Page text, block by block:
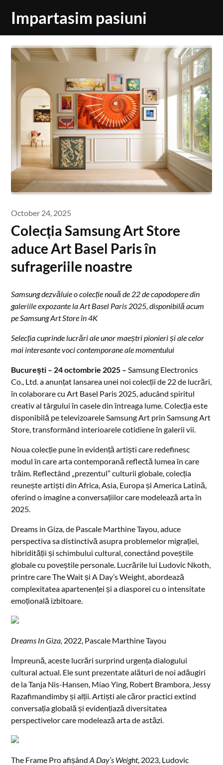
Impartasim pasiuni
October 24, 2025
Colecția Samsung Art Store
aduce Art Basel Paris în
sufrageriile noastre
Samsung dezvăluie o colecție nouă de 22 de capodopere din
galeriile expozante la Art Basel Paris 2025, disponibilă acum
pe Samsung Art Store în 4K
Selecția cuprinde lucrări ale unor maeștri pionieri și ale celor
mai interesante voci contemporane ale momentului
București – 24 octombrie 2025 –Samsung Electronics
Co., Ltd. a anunțat lansarea unei noi colecții de 22 de lucrări,
în colaborare cu Art Basel Paris 2025, aducând spiritul
creativ al târgului în casele din întreaga lume. Colecția este
disponibilă pe televizoarele Samsung Art prin Samsung Art
Store, transformând interioarele cotidiene în galerii vii.
Noua colecție pune în evidență artiști care redefinesc
modul în care arta contemporană reflectă lumea în care
trăim. Reflectând „prezentul” culturii globale, colecția
reunește artiști din Africa, Asia, Europa și America Latină,
oferind o imagine a conversațiilor care modelează arta în
2025.
Dreams in Giza, de Pascale Marthine Tayou, aduce
perspectiva sa distinctivă asupra problemelor migrației,
hibridității și schimbului cultural, conectând poveștile
globale cu poveștile personale. Lucrările lui Ludovic Nkoth,
printre care The Wait și A Day’s Weight, abordează
complexitatea apartenenței și a diasporei cu o intensitate
emoțională izbitoare.
Dreams In Giza, 2022, Pascale Marthine Tayou
Împreună, aceste lucrări surprind urgența dialogului
cultural actual. Ele sunt prezentate alături de noi adăugiri
de la Tanja Nis-Hansen, Miao Ying, Robert Brambora, Jessy
Razafimandimby și alții. Artiști ale căror practici extind
conversația globală și evidențiază diversitatea
perspectivelor care modelează arta de astăzi.
The Frame Pro afișândA Day’s Weight, 2023, Ludovic